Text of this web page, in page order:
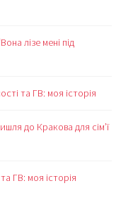
лізе мені під
та ГВ: моя історія
до Кракова для сім’ї
ГВ: моя історія